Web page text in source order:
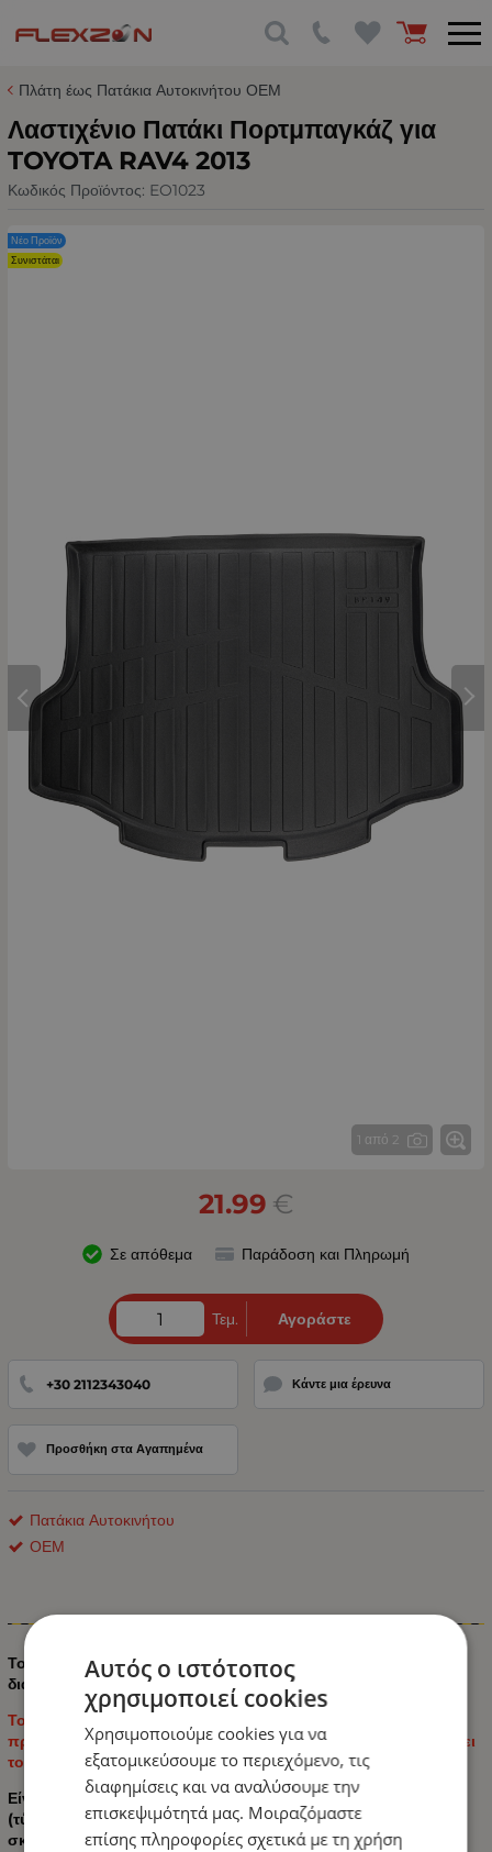
Πλάτη έως Πατάκια Αυτοκινήτου ΟΕΜ
Λαστιχένιο Πατάκι Πορτμπαγκάζ για
TOYOTA RAV4 2013
Κωδικός Προϊόντος: EO1023
1 από 2
Νέο Προϊόν
Συνιστάται
21.99 €
Σε απόθεμα Παράδοση και Πληρωμή
Τεμ. Αγοράστε
+30 2112343040 Κάντε μια έρευνα
Προσθήκη στα Αγαπημένα
Πατάκια Αυτοκινήτου
ΟΕΜ
Πληροφορίες
Το ελαστικό χαλάκι πορτμπαγκάζ είναι ατομικό για
διαφορετικά μοντέλα αυτοκινήτων.
Το χαλάκι πορτμπαγκάζ δεν αναδύει δυσάρεστη οσμή και
προσφέρει μια κομψή και κομψή εμφάνιση που συμπληρώνει
το εσωτερικό του αυτοκινήτου σας.
Είναι εξαιρετικά ανθεκτικό και έχει αρκετά υψηλό κατώφλι
(τύπου λεκάνης), αποτρέποντας τη διαρροή υγρών και τη
σκόνη στο χαλί στο πορτμπαγκάζ του αυτοκινήτου σας.
Αυτός ο ιστότοπος
χρησιμοποιεί cookies
Χρησιμοποιούμε cookies για να
εξατομικεύσουμε το περιεχόμενο, τις
διαφημίσεις και να αναλύσουμε την
επισκεψιμότητά μας. Μοιραζόμαστε
επίσης πληροφορίες σχετικά με τη χρήση